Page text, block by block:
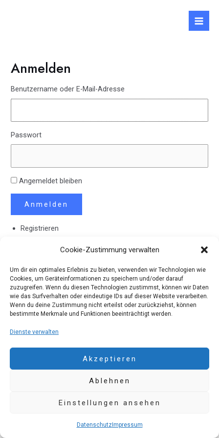
Cookie-Zustimmung verwalten
Um dir ein optimales Erlebnis zu bieten, verwenden wir Technologien wie
Cookies, um Geräteinformationen zu speichern und/oder darauf
zuzugreifen. Wenn du diesen Technologien zustimmst, können wir Daten
wie das Surfverhalten oder eindeutige IDs auf dieser Website verarbeiten.
Wenn du deine Zustimmung nicht erteilst oder zurückziehst, können
bestimmte Merkmale und Funktionen beeinträchtigt werden.
Dienste verwalten
Akzeptieren
Ablehnen
Einstellungen ansehen
DatenschutzImpressum
Anmelden
Benutzername oder E-Mail-Adresse
Passwort
Angemeldet bleiben
Anmelden
Registrieren
Kontakt
Datenschutz